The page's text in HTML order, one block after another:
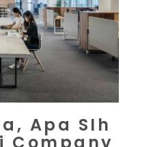
Apa SIh